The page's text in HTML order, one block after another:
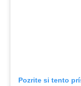
Pozrite si tento